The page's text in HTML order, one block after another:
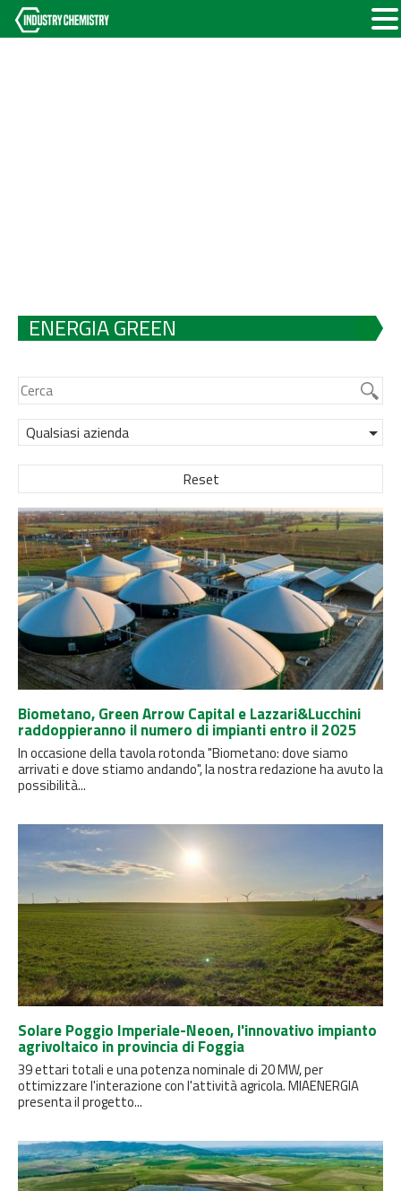
ENERGIA GREEN
Qualsiasi azienda
Reset
Biometano, Green Arrow Capital e Lazzari&Lucchini
raddoppieranno il numero di impianti entro il 2025
In occasione della tavola rotonda "Biometano: dove siamo
arrivati e dove stiamo andando", la nostra redazione ha avuto la
possibilità...
Solare Poggio Imperiale-Neoen, l'innovativo impianto
agrivoltaico in provincia di Foggia
39 ettari totali e una potenza nominale di 20 MW, per
ottimizzare l'interazione con l'attività agricola. MIAENERGIA
presenta il progetto...